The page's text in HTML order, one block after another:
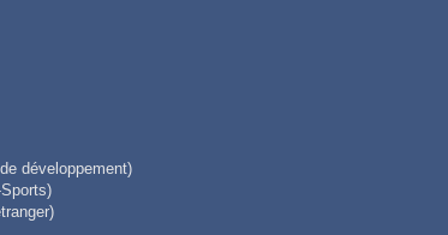
développement)